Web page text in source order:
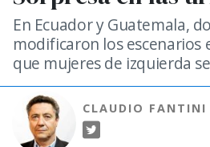
En Ecuador y Guatemala,
modificaron los escenarios
que mujeres de izquierda
CLAUDIO FANTINI